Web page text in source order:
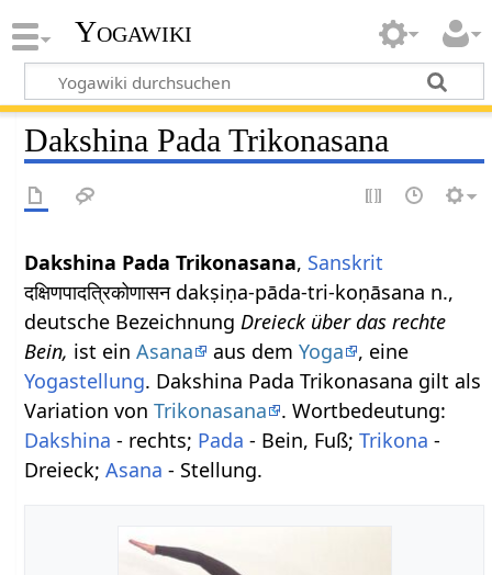
Yogawiki
Dakshina Pada Trikonasana
Dakshina Pada Trikonasana, Sanskrit
दक्षिणपादत्रिकोणासन dakṣiṇa-pāda-tri-koṇāsana n.,
deutsche BezeichnungDreieck über das rechte
Bein, ist einAsana aus demYoga
, eine
Yogastellung. Dakshina Pada Trikonasana gilt als
Variation vonTrikonasana
. Wortbedeutung:
Dakshina - rechts; Pada - Bein, Fuß;Trikona -
Dreieck;Asana - Stellung.